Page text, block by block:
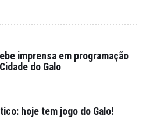
imprensa em programação
do Galo
hoje tem jogo do Galo!